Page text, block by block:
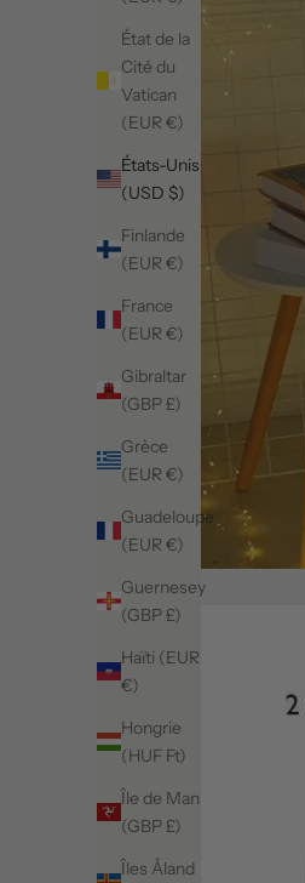
État de la
Cité du
Vatican
(EUR €)
États-Unis
(USD $)
Finlande
(EUR €)
France
(EUR €)
Gibraltar
(GBP £)
Grèce
(EUR €)
Guadeloupe
(EUR €)
Guernesey
(GBP £)
Haïti (EUR
€)
Hongrie
(HUF Ft)
Île de Man
(GBP £)
Îles Åland